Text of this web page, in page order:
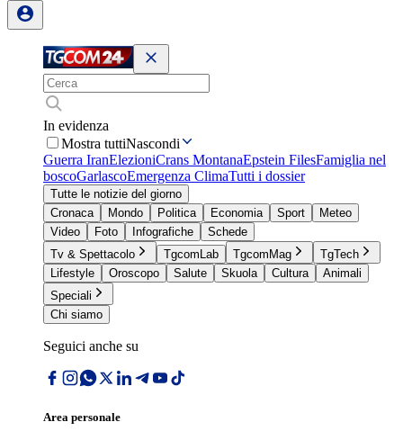
In evidenza
Mostra tuttiNascondi
Guerra IranElezioniCrans MontanaEpstein FilesFamiglia nel
boscoGarlascoEmergenza ClimaTutti i dossier
Tutte le notizie del giorno
Cronaca
Mondo Politica Economia Sport
Meteo
Video
Foto Infografiche
Schede
Tv & Spettacolo
TgcomLab TgcomMag
TgTech
Lifestyle
Oroscopo Salute Skuola Cultura
Animali
Speciali
Chi siamo
Seguici anche su
Area personale